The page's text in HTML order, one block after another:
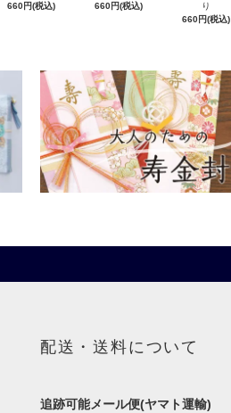
660円(税込)
660円(税込)
り
660円(税込)
配送・送料について
追跡可能メール便(ヤマト運輸)